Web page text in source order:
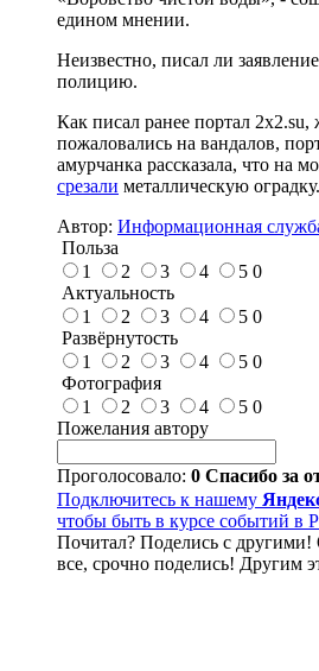
едином мнении.
Неизвестно, писал ли
полицию.
Как писал ранее портал
пожаловались на вандалов,
амурчанка рассказала, что на
срезали металлическую оградку.
Автор: Информационная
Польза
1
2 3 4 5 0
Актуальность
1
2 3 4 5 0
Развёрнутость
1
2 3 4 5 0
Фотография
1
2 3 4 5 0
Пожелания автору
Проголосовало: 0 Спасибо за
Подключитесь к нашему
чтобы быть в курсе событий в
Почитал? Поделись с
все, срочно поделись! Другим